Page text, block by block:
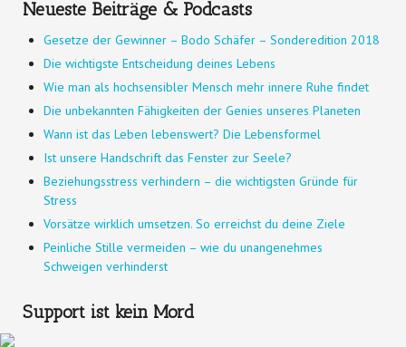
Neueste Beiträge & Podcasts
Gesetze der Gewinner – Bodo Schäfer – Sonderedition 2018
Die wichtigste Entscheidung deines Lebens
Wie man als hochsensibler Mensch mehr innere Ruhe findet
Die unbekannten Fähigkeiten der Genies unseres Planeten
Wann ist das Leben lebenswert? Die Lebensformel
Ist unsere Handschrift das Fenster zur Seele?
Beziehungsstress verhindern – die wichtigsten Gründe für
Stress
Vorsätze wirklich umsetzen. So erreichst du deine Ziele
Peinliche Stille vermeiden – wie du unangenehmes
Schweigen verhinderst
Support ist kein Mord